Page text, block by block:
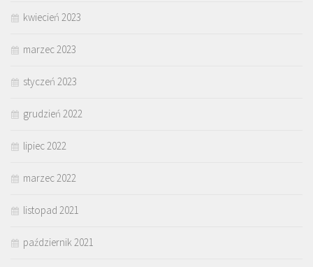
kwiecień 2023
marzec 2023
styczeń 2023
grudzień 2022
lipiec 2022
marzec 2022
listopad 2021
październik 2021